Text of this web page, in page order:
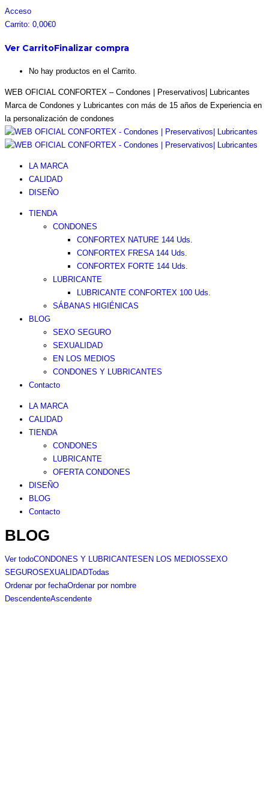
Saltar
al
Facebook
page
in
Instagram
page
in
Pinterest
page
in
Twitter
page
in
Acceso
Carrito: 0,00€0
Ver CarritoFinalizar compra
No hay productos en el Carrito.
WEB OFICIAL CONFORTEX – Condones | Preservativos| Lubricantes
Marca de Condones y Lubricantes con más de 15 años de Experiencia en
la personalización de condones
LA MARCA
CALIDAD
DISEÑO
TIENDA
CONDONES
CONFORTEX NATURE 144 Uds.
CONFORTEX FRESA 144 Uds.
CONFORTEX FORTE 144 Uds.
LUBRICANTE
LUBRICANTE CONFORTEX 100 Uds.
SÁBANAS HIGIÉNICAS
BLOG
SEXO SEGURO
SEXUALIDAD
EN LOS MEDIOS
CONDONES Y LUBRICANTES
Contacto
LA MARCA
CALIDAD
TIENDA
CONDONES
LUBRICANTE
OFERTA CONDONES
DISEÑO
BLOG
Contacto
BLOG
Ver todoCONDONES Y LUBRICANTES EN LOS MEDIOSSEXO
SEGUROSEXUALIDADTodas
Ordenar por fechaOrdenar por nombre
DescendenteAscendente